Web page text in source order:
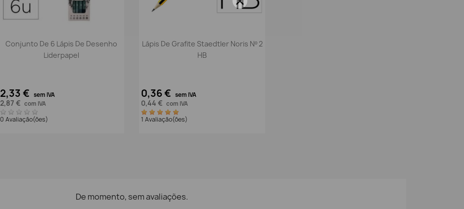
 Vista rápida
Conjunto De 6 Lápis De Desenho
Liderpapel
2,33 € sem IVA
2,87 € com IVA
0 Avaliação(ões)
Vista rápida
Lápis De Grafite Staedtler Noris Nº 2
HB
0,36 € sem IVA
0,44 € com IVA
1 Avaliação(ões)
De momento, sem avaliações.